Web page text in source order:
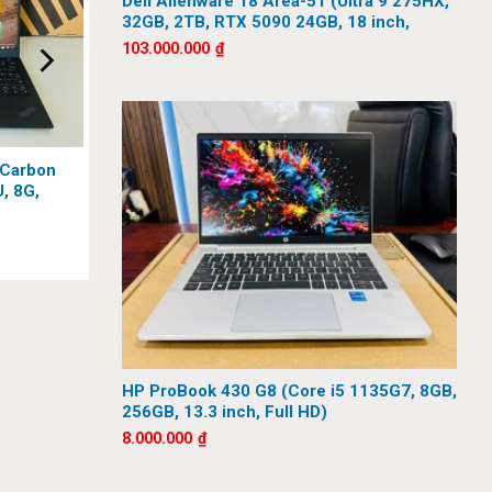
nhất
8G,
32GB, 2TB, RTX 5090 24GB, 18 inch,
QHD+, 300Hz)
103.000.000 ₫
HP ProBook 430 G8 (Core i5 1135G7, 8GB,
256GB, 13.3 inch, Full HD)
8.000.000 ₫